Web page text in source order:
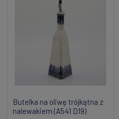
Butelka na oliwę trójkątna z
nalewakiem (A541 D19)